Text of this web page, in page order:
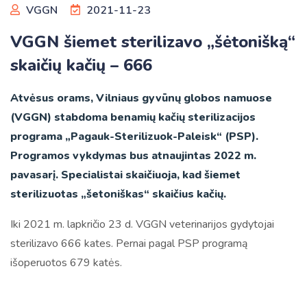
VGGN 2021-11-23
VGGN šiemet sterilizavo „šėtonišką“
skaičių kačių – 666
Atvėsus orams, Vilniaus gyvūnų globos namuose
(VGGN) stabdoma benamių kačių sterilizacijos
programa „Pagauk-Sterilizuok-Paleisk“ (PSP).
Programos vykdymas bus atnaujintas 2022 m.
pavasarį. Specialistai skaičiuoja, kad šiemet
sterilizuotas „šetoniškas“ skaičius kačių.
Iki 2021 m. lapkričio 23 d. VGGN veterinarijos gydytojai
sterilizavo 666 kates. Pernai pagal PSP programą
išoperuotos 679 katės.